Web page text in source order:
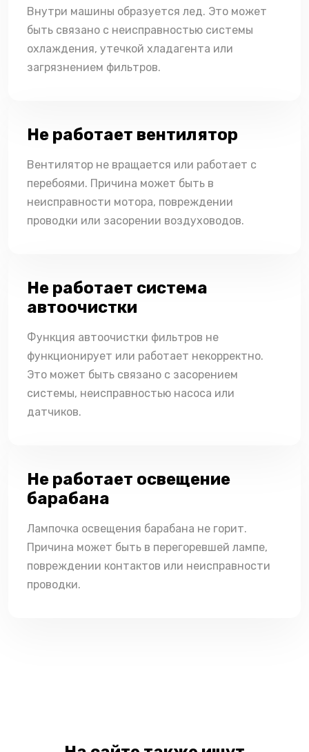
Внутри машины образуется лед. Это может
быть связано с неисправностью системы
охлаждения, утечкой хладагента или
загрязнением фильтров.
Не работает вентилятор
Вентилятор не вращается или работает с
перебоями. Причина может быть в
неисправности мотора, повреждении
проводки или засорении воздуховодов.
Не работает система
автоочистки
Функция автоочистки фильтров не
функционирует или работает некорректно.
Это может быть связано с засорением
системы, неисправностью насоса или
датчиков.
Не работает освещение
барабана
Лампочка освещения барабана не горит.
Причина может быть в перегоревшей лампе,
повреждении контактов или неисправности
проводки.